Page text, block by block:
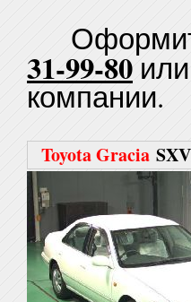
31-99-80
компании.
Toyota Gracia